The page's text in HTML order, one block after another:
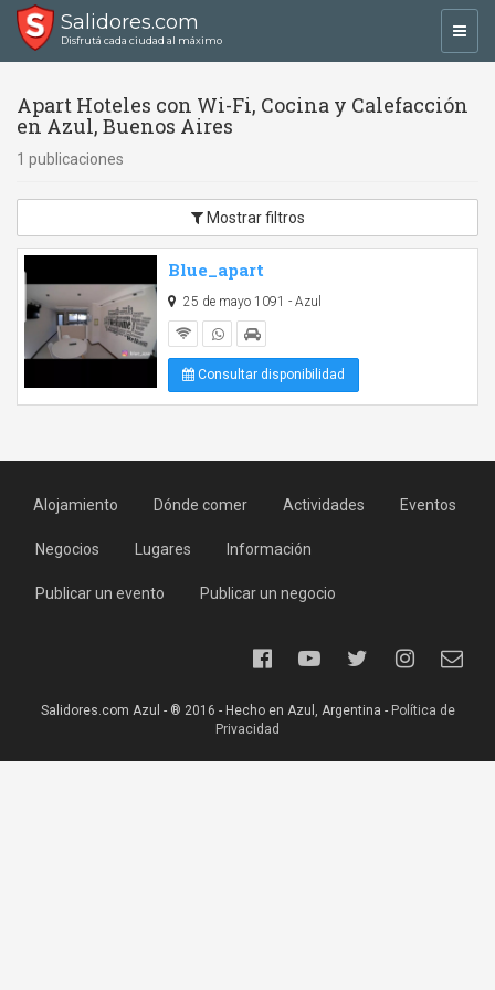
Salidores.com
Disfrutá cada ciudad al máximo
Apart Hoteles con Wi-Fi, Cocina y Calefacción
en Azul, Buenos Aires
1 publicaciones
Mostrar filtros
Blue_apart
25 de mayo 1091 - Azul
Consultar disponibilidad
Alojamiento Dónde comer Actividades Eventos
Negocios Lugares Información
Publicar un evento Publicar un negocio
Salidores.com Azul - ® 2016 - Hecho en Azul, Argentina - Política de
Privacidad